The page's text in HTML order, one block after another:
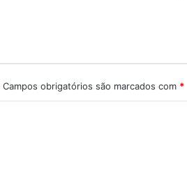
Campos obrigatórios são marcados com *